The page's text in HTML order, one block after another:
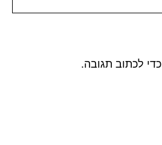
כדי לכתוב תגובה.